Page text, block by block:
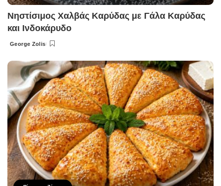
Νηστίσιμος Χαλβάς Καρύδας με Γάλα Καρύδας
και Ινδοκάρυδο
Posted
George Zolis